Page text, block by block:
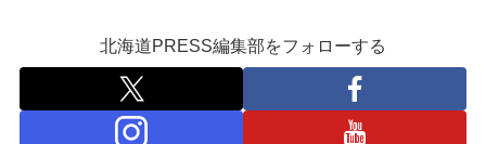
北海道PRESS編集部をフォローする